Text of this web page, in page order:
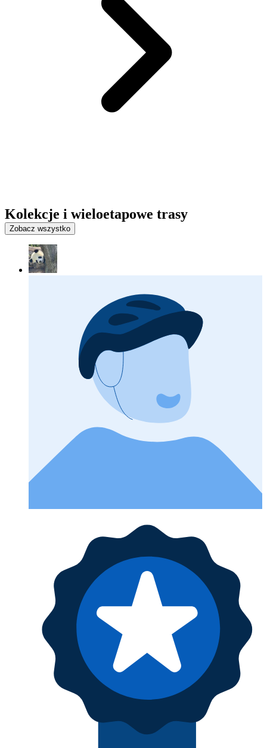
Kolekcje i wieloetapowe trasy
Zobacz wszystko